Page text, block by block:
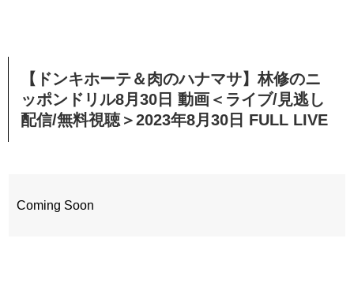
【ドンキホーテ＆肉のハナマサ】林修のニ
ッポンドリル8月30日 動画＜ライブ/見逃し
配信/無料視聴＞2023年8月30日 FULL LIVE
Coming Soon